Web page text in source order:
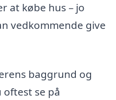
at købe hus – jo
vedkommende give
baggrund og
se på